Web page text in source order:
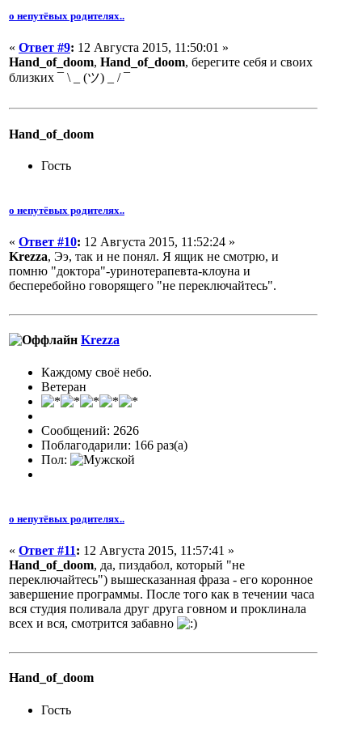
о непутёвых родителях..
« Ответ #9: 12 Августа 2015, 11:50:01 »
Hand_of_doom, Hand_of_doom, берегите себя и своих
близких ¯ \ _ (ツ) _ / ¯
Hand_of_doom
Гость
о непутёвых родителях..
« Ответ #10: 12 Августа 2015, 11:52:24 »
Krezza, Ээ, так и не понял. Я ящик не смотрю, и
помню "доктора"-уринотерапевта-клоуна и
бесперебойно говорящего "не переключайтесь".
Krezza
Каждому своё небо.
Ветеран
Сообщений: 2626
Поблагодарили: 166 раз(а)
Пол:
о непутёвых родителях..
« Ответ #11: 12 Августа 2015, 11:57:41 »
Hand_of_doom, да, пиздабол, который "не
переключайтесь") вышесказанная фраза - его коронное
завершение программы. После того как в течении часа
вся студия поливала друг друга говном и проклинала
всех и вся, смотрится забавно
Hand_of_doom
Гость